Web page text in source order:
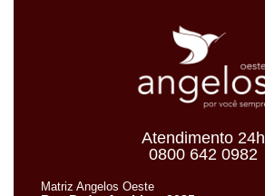
Atendimento 24h
0800 642 0982
Matriz Angelos Oeste